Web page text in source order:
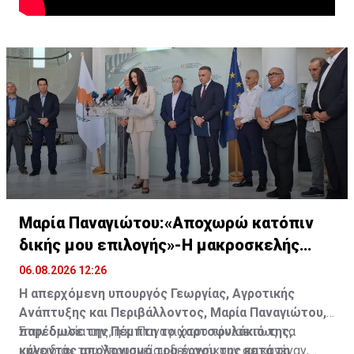
Μαρία Παναγιώτου:«Αποχωρώ κατόπιν
δικής μου επιλογής»-Η μακροσκελής
ομιλία της
06.08.2026 12:26
Η απερχόμενη υπουργός Γεωργίας, Αγροτικής
Ανάπτυξης και Περιβάλλοντος, Μαρία Παναγιώτου,
παρέδωσε την Πέμπτη το χαρτοφυλάκιό της,
κάνοντας απολογισμό του έργου της κατά τη
Στην ομιλία της, η κ. Παναγιώτου τόνισε πως τα
«κλειδιά» του Υπουργείου δεν ανήκουν σε κανέναν,